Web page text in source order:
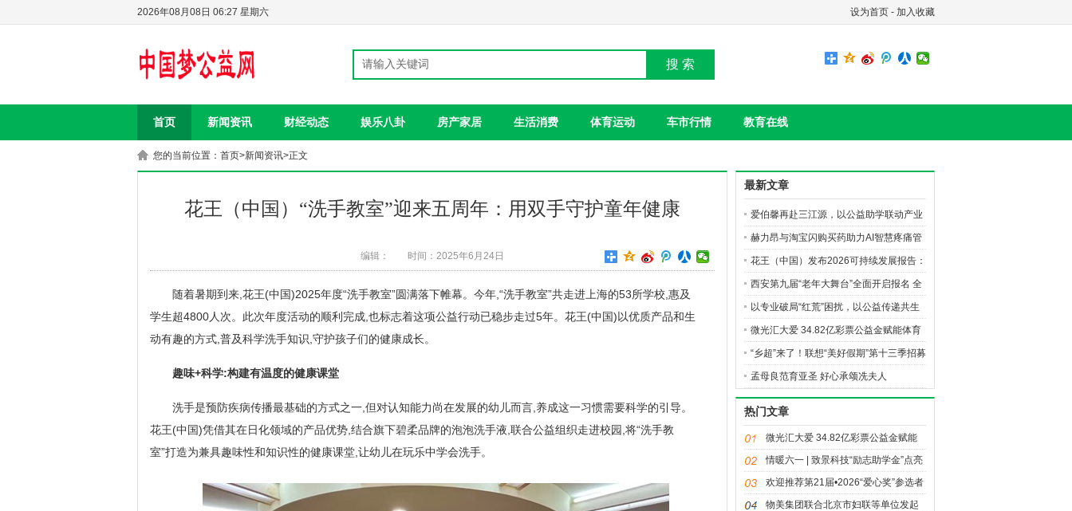
设为首页 - 加入收藏
2026年08月08日 06:27 星期六
搜 索
首页 新闻资讯 财经动态 娱乐八卦 房产家居 生活消费 体育运动 车市行情 教育在线
您的当前位置： 首页>新闻资讯>正文
花王（中国）“洗手教室”迎来五周年：用双手守护童年健康
编辑： 时间：2025年6月24日
随着暑期到来,花王(中国)2025年度“洗手教室”圆满落下帷幕。今年,“洗手教室”共走进上海的53所学校,惠及
学生超4800人次。此次年度活动的顺利完成,也标志着这项公益行动已稳步走过5年。花王(中国)以优质产品和生
动有趣的方式,普及科学洗手知识,守护孩子们的健康成长。
趣味+科学:构建有温度的健康课堂
洗手是预防疾病传播最基础的方式之一,但对认知能力尚在发展的幼儿而言,养成这一习惯需要科学的引导。
花王(中国)凭借其在日化领域的产品优势,结合旗下碧柔品牌的泡泡洗手液,联合公益组织走进校园,将“洗手教
室”打造为兼具趣味性和知识性的健康课堂,让幼儿在玩乐中学会洗手。
最新文章
爱伯馨再赴三江源，以公益助学联动产业
创新构筑长效ESG
赫力昂与淘宝闪购买药助力AI智慧疼痛管
理生态建设，共筑无痛中国美好愿景
花王（中国）发布2026可持续发展报告：
绿色产品、价值共创与公益深耕并行
西安第九届“老年大舞台”全面开启报名 全
城银发达人齐聚逐梦
以专业破局“红荒”困扰，以公益传递共生
之美 花王珂润“珂学守护计划”落地榆林，
油敏肌修护新品亮相
微光汇大爱 34.82亿彩票公益金赋能体育
强国建设
“乡超”来了！联想“美好假期”第十三季招募
进行中
孟母良范育亚圣 好心承颂冼夫人
热门文章
微光汇大爱 34.82亿彩票公益金赋能
体育强国建设
情暖六一 | 致景科技“励志助学金”点亮
童年微光
欢迎推荐第21届•2026“爱心奖”参选者
物美集团联合北京市妇联等单位发起